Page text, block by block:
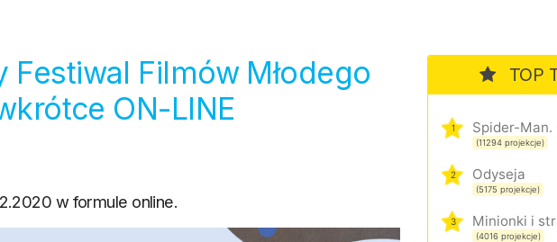
Filmów Młodego
ON-LINE
w formule online.
TOP
1
(11294 projekcje)
2 Odyseja
(5175 projekcje)
3 Minionki i
(4016 projekcje)